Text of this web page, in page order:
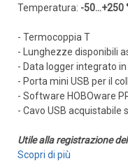
Temperatura: -50...+250
- Termocoppia T
- Lunghezze disponibili
- Data logger integrato
- Porta mini USB per il
- Software HOBOware
- Cavo USB acquistabile
Utile alla registrazione
Scopri di più